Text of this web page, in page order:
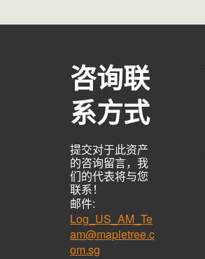
咨询联
系方式
提交对于此资产
的咨询留言，我
们的代表将与您
联系！
邮件:
Log_US_AM_Te
am@mapletree.c
om.sg